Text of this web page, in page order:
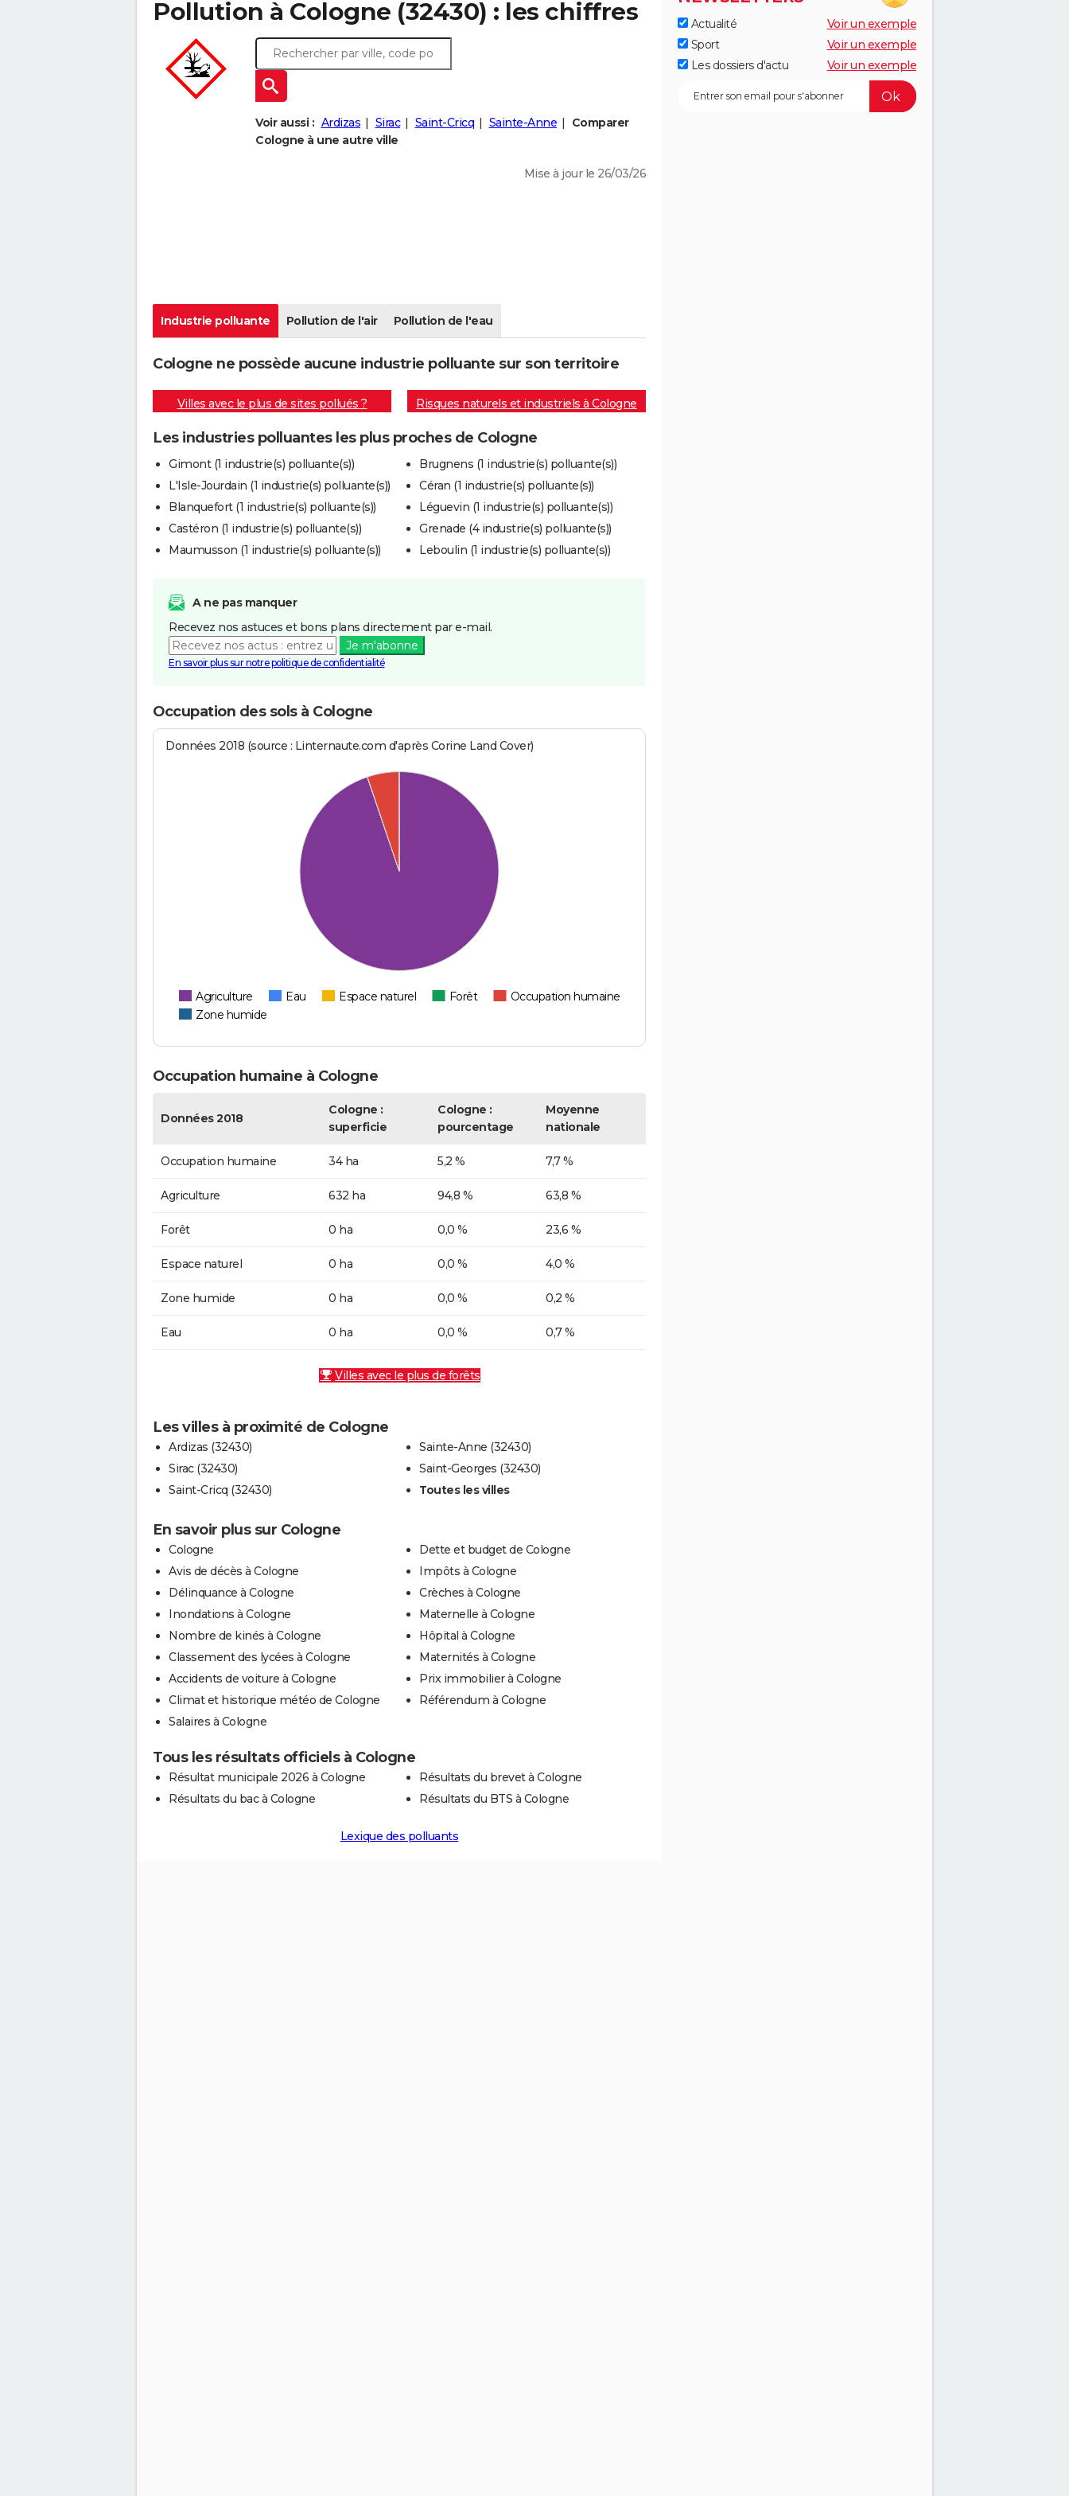
Pollution à Cologne (32430) : les chiffres
Voir aussi : Ardizas Sirac Saint-Cricq Sainte-Anne
Comparer
Cologne à une autre ville
Mise à jour le 26/03/26
Industrie polluante Pollution de l'air Pollution de l'eau
Cologne ne possède aucune industrie polluante sur son territoire
Villes avec le plus de sites pollués ? Risques naturels et industriels à Cologne
Les industries polluantes les plus proches de Cologne
Gimont (1 industrie(s) polluante(s))
L'Isle-Jourdain (1 industrie(s) polluante(s))
Blanquefort (1 industrie(s) polluante(s))
Castéron (1 industrie(s) polluante(s))
Maumusson (1 industrie(s) polluante(s))
Brugnens (1 industrie(s) polluante(s))
Céran (1 industrie(s) polluante(s))
Léguevin (1 industrie(s) polluante(s))
Grenade (4 industrie(s) polluante(s))
Leboulin (1 industrie(s) polluante(s))
A ne pas manquer
Recevez nos astuces et bons plans directement par e-mail.
Je m'abonne
En savoir plus sur notre politique de confidentialité
Occupation des sols à Cologne
Données 2018 (source : Linternaute.com d'après Corine Land Cover)
Agriculture Eau Espace naturel Forêt
Occupation humaine
Zone humide
Occupation humaine à Cologne
Données 2018
Cologne :
superficie
Cologne :
pourcentage
Moyenne
nationale
Occupation humaine 34 ha 5,2 % 7,7 %
Agriculture 632 ha 94,8 % 63,8 %
Forêt 0 ha 0,0 % 23,6 %
Espace naturel 0 ha 0,0 % 4,0 %
Zone humide 0 ha 0,0 % 0,2 %
Eau 0 ha 0,0 % 0,7 %
Villes avec le plus de forêts
Les villes à proximité de Cologne
Ardizas (32430)
Sirac (32430)
Saint-Cricq (32430)
Sainte-Anne (32430)
Saint-Georges (32430)
Toutes les villes
En savoir plus sur Cologne
Cologne
Avis de décès à Cologne
Délinquance à Cologne
Inondations à Cologne
Nombre de kinés à Cologne
Classement des lycées à Cologne
Accidents de voiture à Cologne
Climat et historique météo de Cologne
Salaires à Cologne
Dette et budget de Cologne
Impôts à Cologne
Crèches à Cologne
Maternelle à Cologne
Hôpital à Cologne
Maternités à Cologne
Prix immobilier à Cologne
Référendum à Cologne
Tous les résultats officiels à Cologne
Résultat municipale 2026 à Cologne
Résultats du bac à Cologne
Résultats du brevet à Cologne
Résultats du BTS à Cologne
Lexique des polluants
Actualité
Voir un exemple
Sport
Voir un exemple
Les dossiers d'actu
Voir un exemple